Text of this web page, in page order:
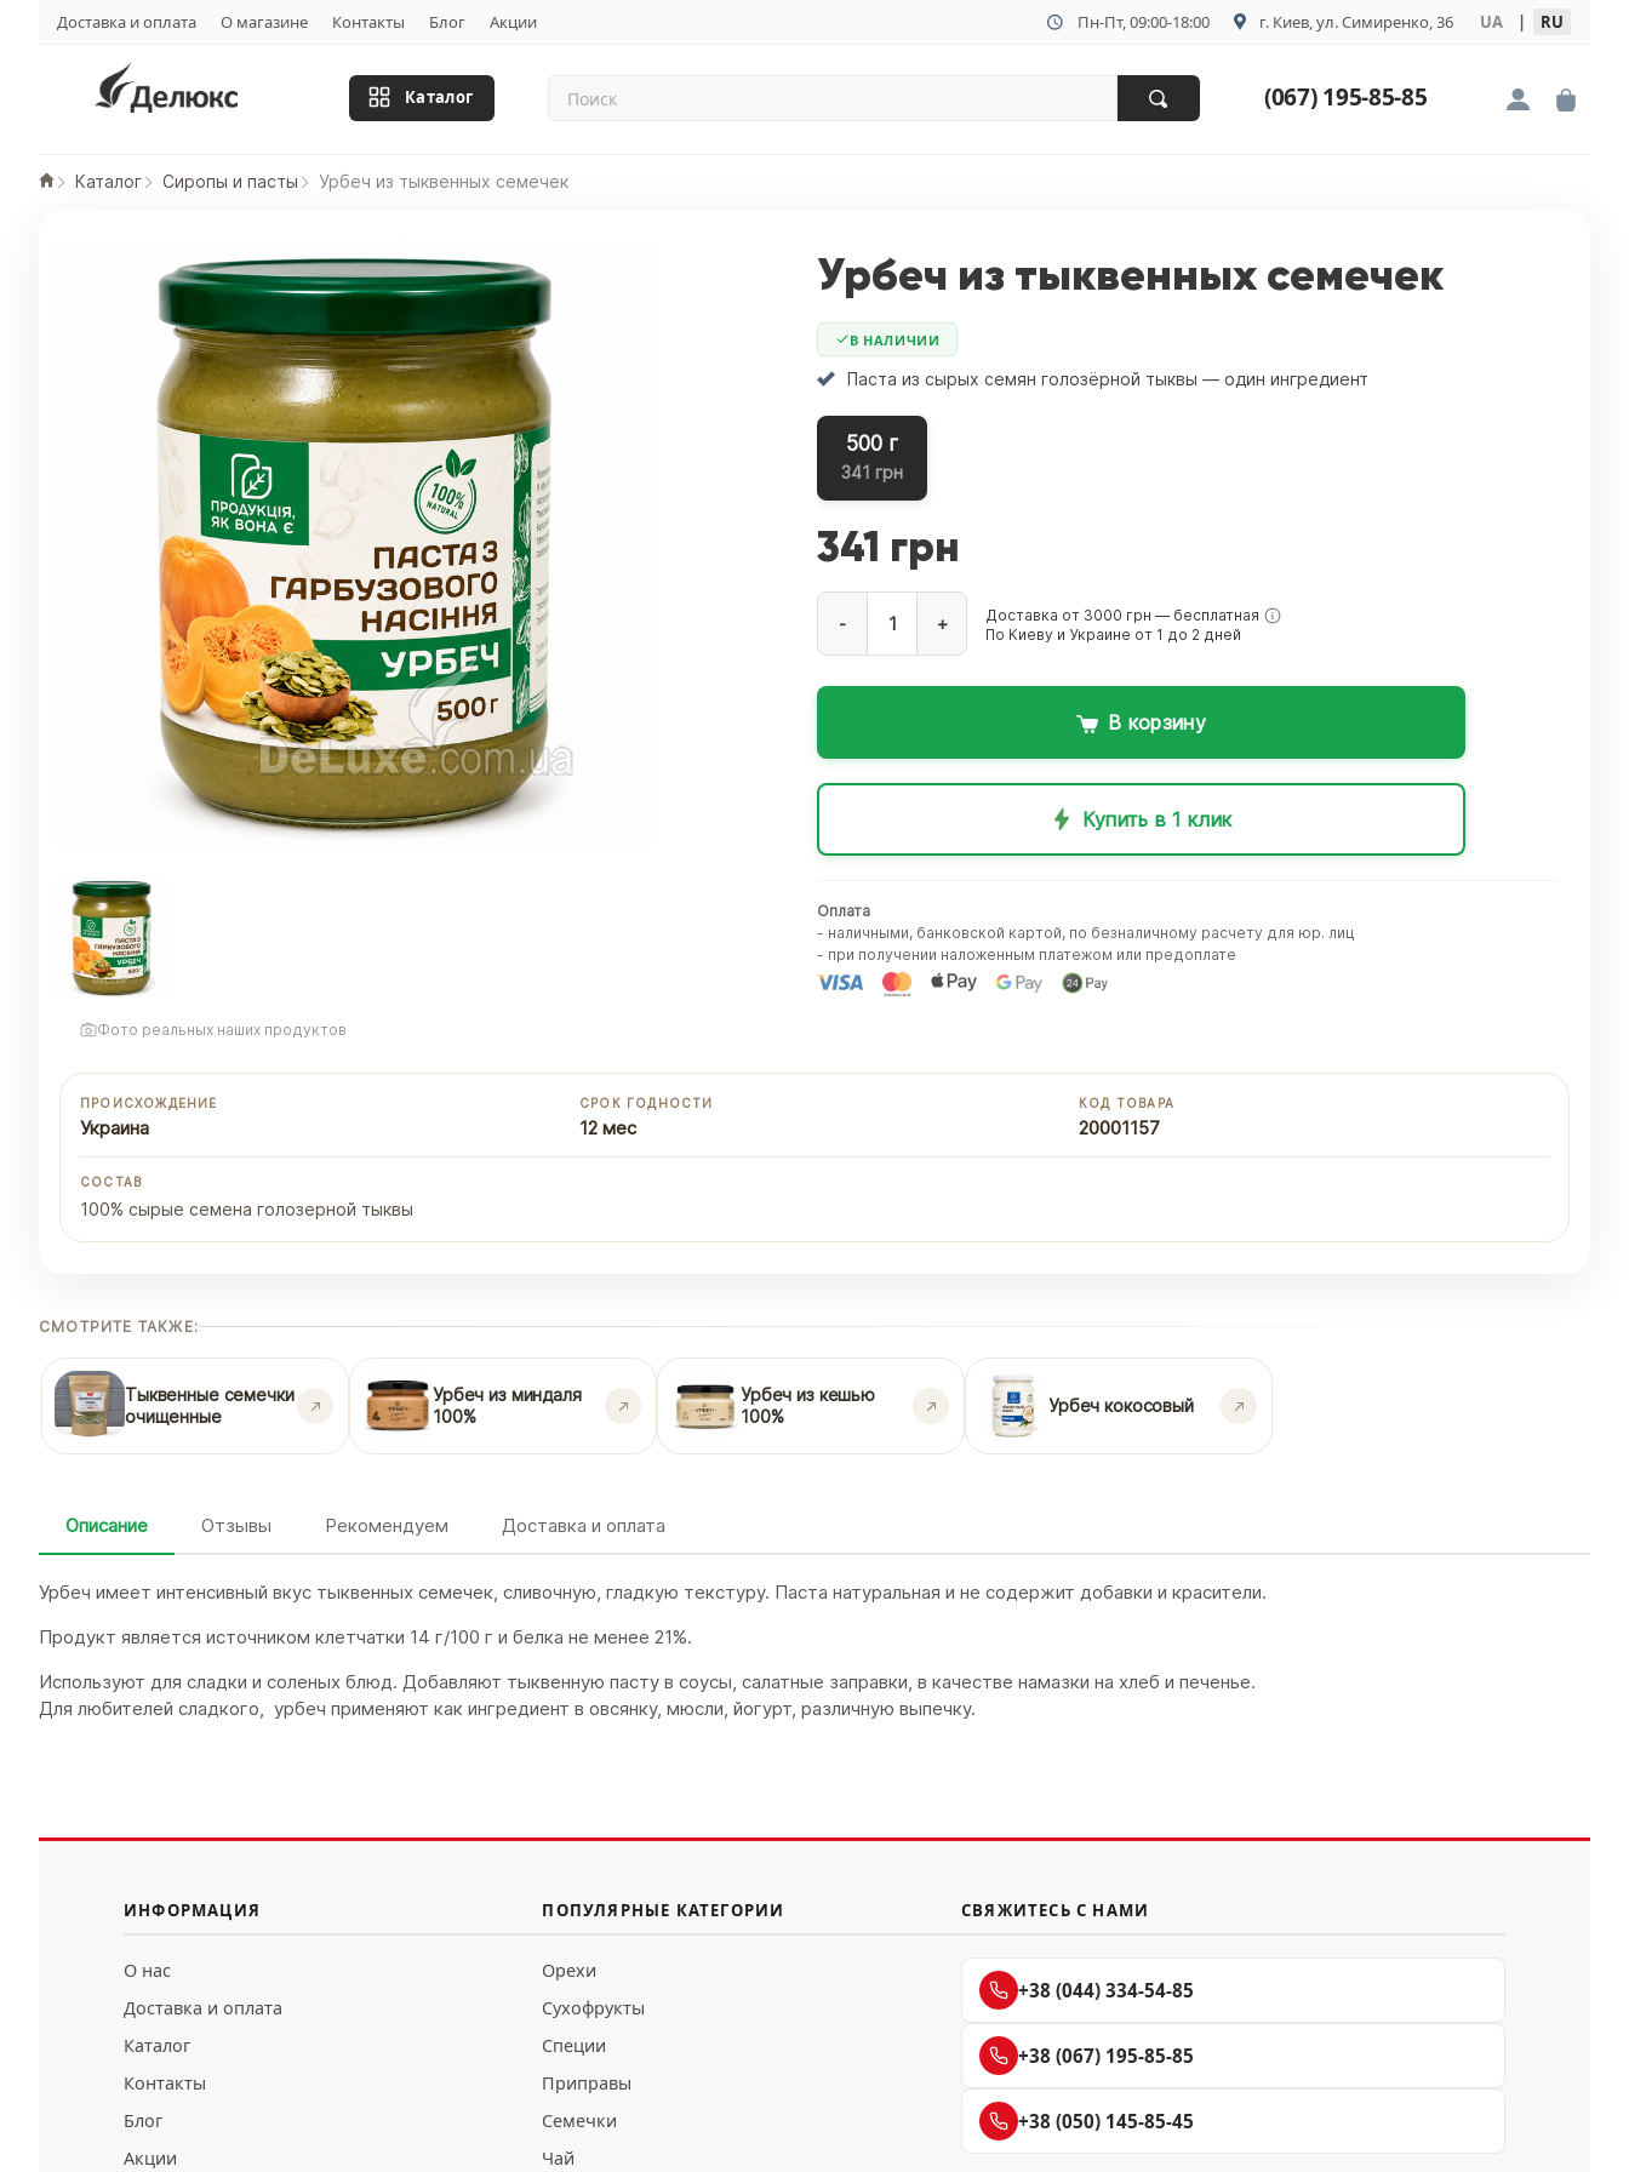
Доставка и оплата О магазине Контакты Блог Акции Пн-Пт, 09:00-18:00 г. Киев, ул. Симиренко, 36 UA | RU
Каталог (067) 195-85-85
Каталог Сиропы и пасты Урбеч из тыквенных семечек
Фото реальных наших продуктов
Урбеч из тыквенных семечек
В НАЛИЧИИ
Паста из сырых семян голозёрной тыквы — один ингредиент
500 г
341 грн
341 грн
- +
Доставка от 3000 грн — бесплатная
По Киеву и Украине от 1 до 2 дней
В корзину
Купить в 1 клик
Оплата
- наличными, банковской картой, по безналичному расчету для юр. лиц
- при получении наложенным платежом или предоплате
ПРОИСХОЖДЕНИЕ
Украина
СРОК ГОДНОСТИ
12 мес
КОД ТОВАРА
20001157
СОСТАВ
100% сырые семена голозерной тыквы
СМОТРИТЕ ТАКЖЕ:
Тыквенные семечки
очищенные
Урбеч из миндаля
100%
Урбеч из кешью
100%
Урбеч кокосовый
Описание Отзывы Рекомендуем Доставка и оплата
Урбеч имеет интенсивный вкус тыквенных семечек, сливочную, гладкую текстуру. Паста натуральная и не содержит добавки и красители.
Продукт является источником клетчатки 14 г/100 г и белка не менее 21%.
Используют для сладки и соленых блюд. Добавляют тыквенную пасту в соусы, салатные заправки, в качестве намазки на хлеб и печенье.
Для любителей сладкого, урбеч применяют как ингредиент в овсянку, мюсли, йогурт, различную выпечку.
ИНФОРМАЦИЯ
О нас
Доставка и оплата
Каталог
Контакты
Блог
Акции
ПОПУЛЯРНЫЕ КАТЕГОРИИ
Орехи
Сухофрукты
Специи
Приправы
Семечки
Чай
СВЯЖИТЕСЬ С НАМИ
+38 (044) 334-54-85
+38 (067) 195-85-85
+38 (050) 145-85-45